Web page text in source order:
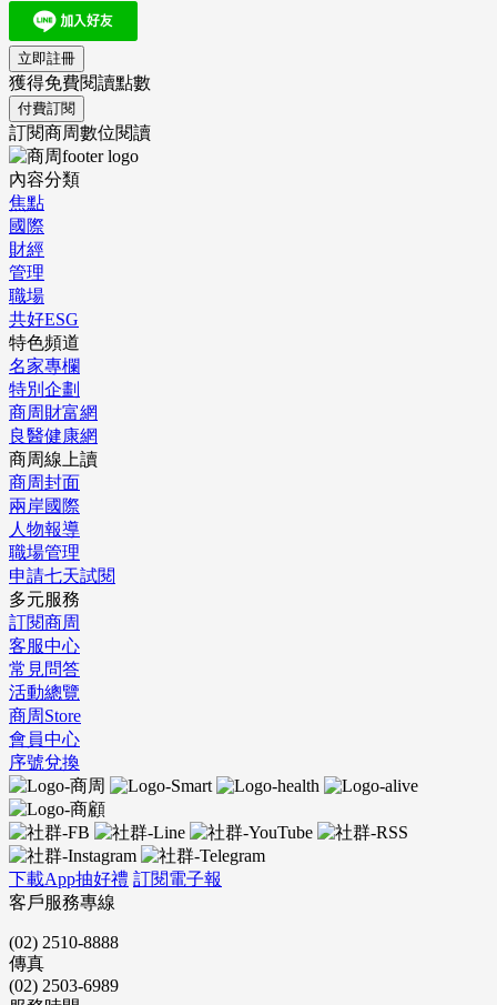
立即註冊
獲得免費閱讀點數
付費訂閱
訂閱商周數位閱讀
內容分類
焦點
國際
財經
管理
職場
共好ESG
特色頻道
名家專欄
特別企劃
商周財富網
良醫健康網
商周線上讀
商周封面
兩岸國際
人物報導
職場管理
申請七天試閱
多元服務
訂閱商周
客服中心
常見問答
活動總覽
商周Store
會員中心
序號兌換
下載App抽好禮 訂閱電子報
客戶服務專線
(02) 2510-8888
傳真
(02) 2503-6989